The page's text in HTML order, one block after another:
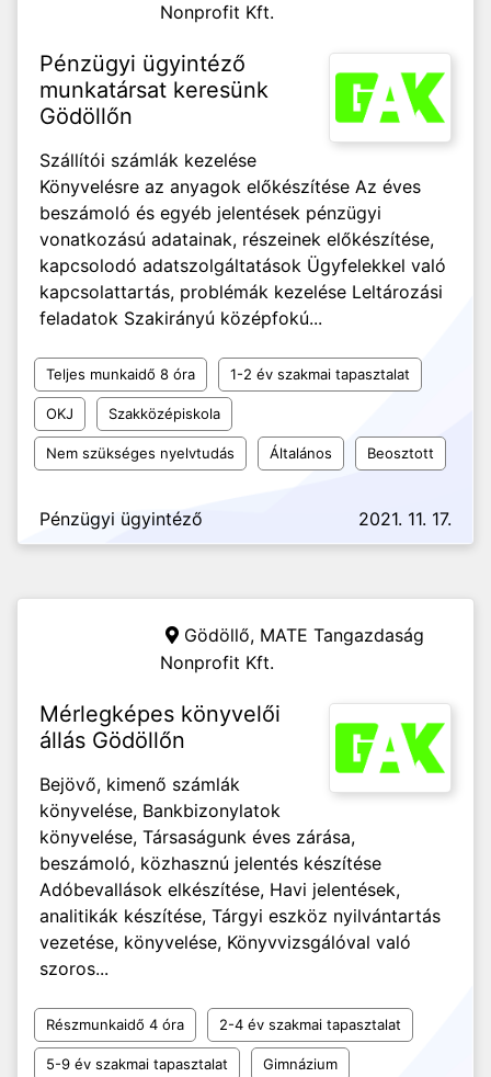
Nonprofit Kft.
Pénzügyi ügyintéző
munkatársat keresünk
Gödöllőn
Szállítói számlák kezelése
Könyvelésre az anyagok előkészítése Az éves
beszámoló és egyéb jelentések pénzügyi
vonatkozású adatainak, részeinek előkészítése,
kapcsolodó adatszolgáltatások Ügyfelekkel való
kapcsolattartás, problémák kezelése Leltározási
feladatok Szakirányú középfokú...
Teljes munkaidő 8 óra 1-2 év szakmai tapasztalat
OKJ Szakközépiskola
Nem szükséges nyelvtudás Általános Beosztott
Pénzügyi ügyintéző 2021. 11. 17.
Gödöllő, MATE Tangazdaság
Nonprofit Kft.
Mérlegképes könyvelői
állás Gödöllőn
Bejövő, kimenő számlák
könyvelése, Bankbizonylatok
könyvelése, Társaságunk éves zárása,
beszámoló, közhasznú jelentés készítése
Adóbevallások elkészítése, Havi jelentések,
analitikák készítése, Tárgyi eszköz nyilvántartás
vezetése, könyvelése, Könyvvizsgálóval való
szoros...
Részmunkaidő 4 óra 2-4 év szakmai tapasztalat
5-9 év szakmai tapasztalat Gimnázium